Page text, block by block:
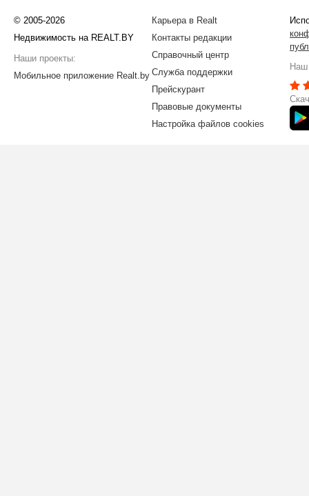
© 2005-2026
Недвижимость на REALT.BY
Наши проекты:
Мобильное приложение Realt.by
Карьера в Realt
Контакты редакции
Справочный центр
Служба поддержки
Прейскурант
Правовые документы
Настройка файлов cookies
Наш